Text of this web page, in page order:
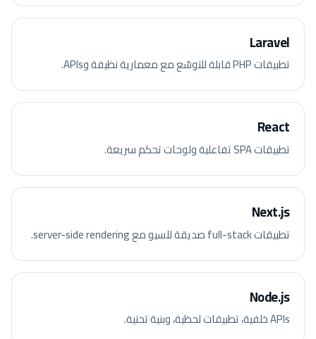
Laravel
تطبيقات PHP قابلة للتوسّع مع معمارية نظيفة وAPIs.
React
تطبيقات SPA تفاعلية ولوحات تحكم سريعة.
Next.js
تطبيقات full-stack صديقة للسيو مع server-side rendering.
Node.js
APIs خلفية، تطبيقات لحظية، وبنية تحتية.